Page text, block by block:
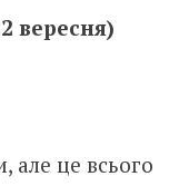
вересня)
але це всього